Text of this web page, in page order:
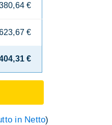
€
€
€
in Netto)